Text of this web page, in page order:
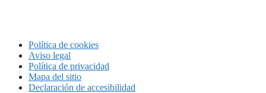
Política de cookies
Aviso legal
Política de privacidad
Mapa del sitio
Declaración de accesibilidad